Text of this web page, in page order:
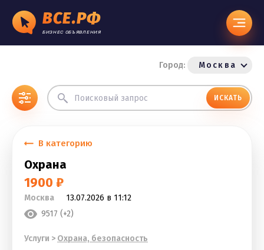
ВСЕ.РФ
БИЗНЕС ОБЪЯВЛЕНИЯ
Город: Москва
ИСКАТЬ
В категорию
Охрана
1900 ₽
Москва
13.07.2026 в 11:12
9517 (+2)
Услуги > Охрана, безопасность